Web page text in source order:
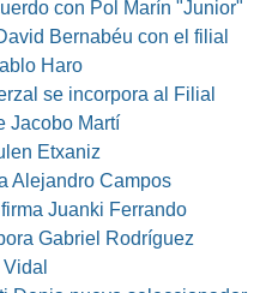
con Pol Marín "Junior"
Bernabéu con el filial
Haro
se incorpora al Filial
Jacobo Martí
Etxaniz
Alejandro Campos
Juanki Ferrando
Gabriel Rodríguez